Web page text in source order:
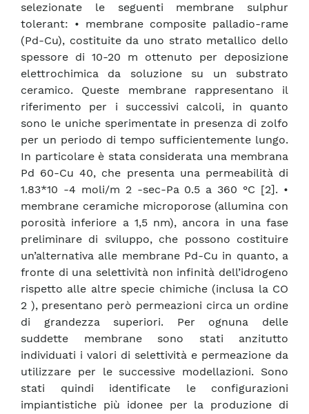
selezionate le seguenti membrane sulphur
tolerant: • membrane composite palladio-rame
(Pd-Cu), costituite da uno strato metallico dello
spessore di 10-20 m ottenuto per deposizione
elettrochimica da soluzione su un substrato
ceramico. Queste membrane rappresentano il
riferimento per i successivi calcoli, in quanto
sono le uniche sperimentate in presenza di zolfo
per un periodo di tempo sufficientemente lungo.
In particolare è stata considerata una membrana
Pd 60-Cu 40, che presenta una permeabilità di
1.83*10 -4 moli/m 2 -sec-Pa 0.5 a 360 °C [2]. •
membrane ceramiche microporose (allumina con
porosità inferiore a 1,5 nm), ancora in una fase
preliminare di sviluppo, che possono costituire
un’alternativa alle membrane Pd-Cu in quanto, a
fronte di una selettività non infinità dell’idrogeno
rispetto alle altre specie chimiche (inclusa la CO
2 ), presentano però permeazioni circa un ordine
di grandezza superiori. Per ognuna delle
suddette membrane sono stati anzitutto
individuati i valori di selettività e permeazione da
utilizzare per le successive modellazioni. Sono
stati quindi identificate le configurazioni
impiantistiche più idonee per la produzione di